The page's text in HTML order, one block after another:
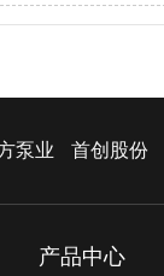
泵业 首创股份
产品中心